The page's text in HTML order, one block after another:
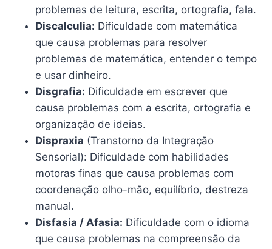
problemas de leitura, escrita, ortografia, fala.
Discalculia: Dificuldade com matemática
que causa problemas para resolver
problemas de matemática, entender o tempo
e usar dinheiro.
Disgrafia: Dificuldade em escrever que
causa problemas com a escrita, ortografia e
organização de ideias.
Dispraxia (Transtorno da Integração
Sensorial): Dificuldade com habilidades
motoras finas que causa problemas com
coordenação olho-mão, equilíbrio, destreza
manual.
Disfasia / Afasia: Dificuldade com o idioma
que causa problemas na compreensão da